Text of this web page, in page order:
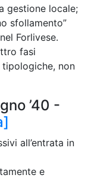
gestione locale;
sfollamento”
Forlivese.
fasi
non
’40 -
all’entrata in
e